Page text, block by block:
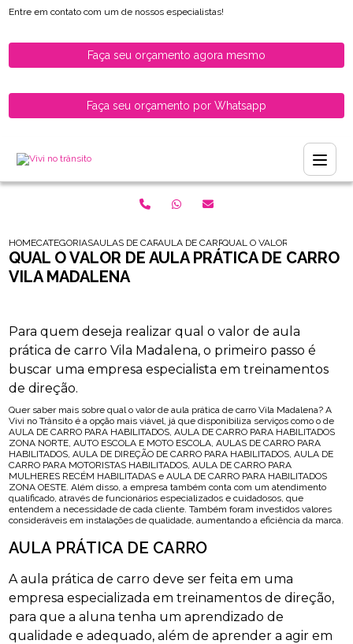
Entre em contato com um de nossos especialistas!
Faça seu orçamento agora mesmo
Faça seu orçamento por Whatsapp
HOMECATEGORIASAULAS DE CARRO PARA HABILITADOS
AULA DE CARRO PARA MOTORISTAS
QUAL O VALOR DE AULA
QUAL O VALOR DE AULA PRÁTICA DE CARRO
VILA MADALENA
Para quem deseja realizar qual o valor de aula
prática de carro Vila Madalena, o primeiro passo é
buscar uma empresa especialista em treinamentos
de direção.
Quer saber mais sobre qual o valor de aula prática de carro Vila Madalena? A
Vivi no Trânsito é a opção mais viável, já que disponibiliza serviços como o de
AULA DE CARRO PARA HABILITADOS, AULA DE CARRO PARA HABILITADOS
ZONA NORTE, AUTO ESCOLA E MOTO ESCOLA, AULAS DE CARRO PARA
HABILITADOS, AULA DE DIREÇÃO DE CARRO PARA HABILITADOS, AULA DE
CARRO PARA MOTORISTAS HABILITADOS, AULA DE CARRO PARA
MULHERES RECÉM HABILITADAS e AULA DE CARRO PARA HABILITADOS
ZONA OESTE. Além disso, a empresa também conta com um atendimento
qualificado, através de funcionários especializados e cuidadosos, que
entendem a necessidade de cada cliente. Também foram investidos valores
consideráveis em instalações de qualidade, aumentando a eficiência da marca.
AULA PRÁTICA DE CARRO
A aula prática de carro deve ser feita em uma
empresa especializada em treinamentos de direção,
para que a aluna tenha um aprendizado de
qualidade e adequado, além de aprender a agir em